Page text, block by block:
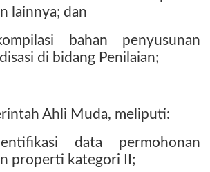
lainnya; dan
bahan penyusunan
di bidang Penilaian;
Ahli Muda, meliputi:
data permohonan
properti kategori II;